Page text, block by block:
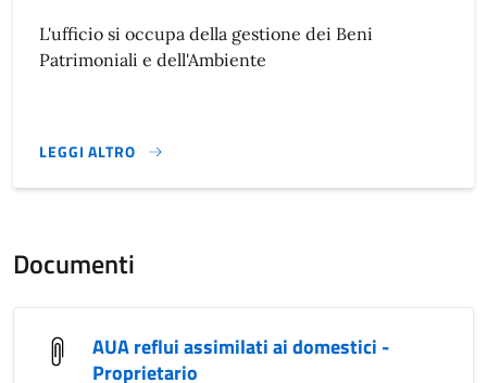
L'ufficio si occupa della gestione dei Beni
Patrimoniali e dell'Ambiente
LEGGI ALTRO
}
Documenti
AUA reflui assimilati ai domestici -
Proprietario